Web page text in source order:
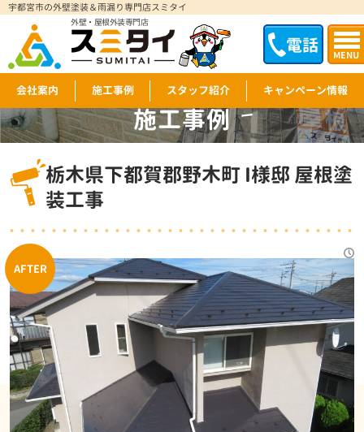
電話 MENU
宇都宮市の外壁塗装＆雨漏り専門店スミタイ
外壁・屋根外装専門店
会社案内 施工事例 スタッフ紹介 キャンペーン情報
施工事例
WORKS
栃木県下都賀郡野木町 I様邸 屋根塗
装工事